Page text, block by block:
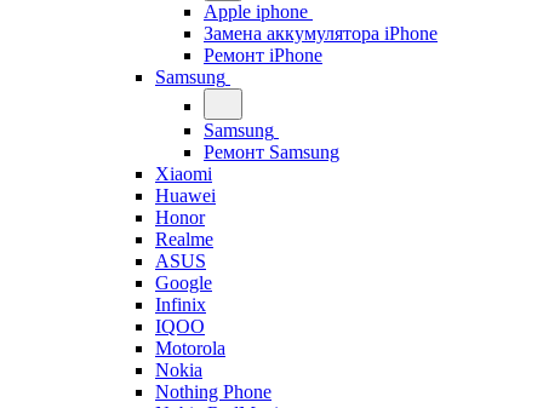
Apple iphone
Замена аккумулятора iPhone
Ремонт iPhone
Samsung
Samsung
Ремонт Samsung
Xiaomi
Huawei
Honor
Realme
ASUS
Google
Infinix
IQOO
Motorola
Nokia
Nothing Phone